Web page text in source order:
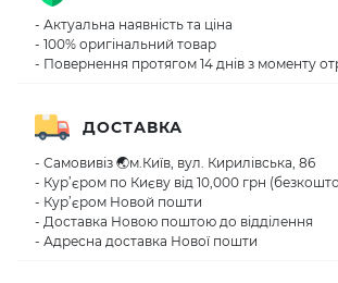
- Актуальна наявність та ціна
- 100% оригінальний товар
- Повернення протягом 14 днів з моменту
ДОСТАВКА
- Самовивіз 🌏м.Київ, вул. Кирилівська, 86
- Кур’єром по Києву від 10,000 грн
- Кур’єром Новой пошти
- Доставка Новою поштою до відділення
- Адресна доставка Нової пошти